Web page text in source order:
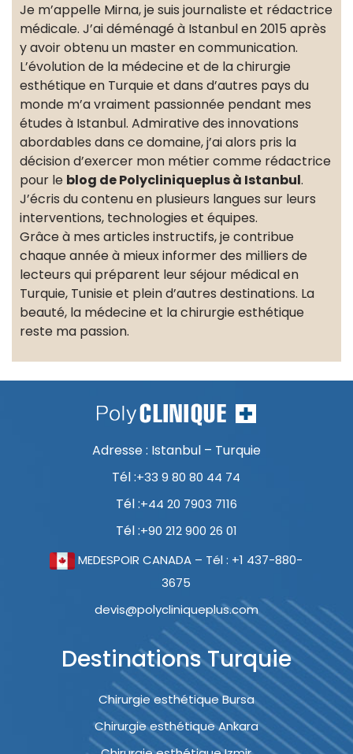
Je m’appelle Mirna, je suis journaliste et rédactrice
médicale. J’ai déménagé à Istanbul en 2015 après
y avoir obtenu un master en communication.
L’évolution de la médecine et de la chirurgie
esthétique en Turquie et dans d’autres pays du
monde m’a vraiment passionnée pendant mes
études à Istanbul. Admirative des innovations
abordables dans ce domaine, j’ai alors pris la
décision d’exercer mon métier comme rédactrice
pour le blog de Polycliniqueplus à Istanbul.
J’écris du contenu en plusieurs langues sur leurs
interventions, technologies et équipes.
Grâce à mes articles instructifs, je contribue
chaque année à mieux informer des milliers de
lecteurs qui préparent leur séjour médical en
Turquie, Tunisie et plein d’autres destinations. La
beauté, la médecine et la chirurgie esthétique
reste ma passion.
Adresse : Istanbul – Turquie
Tél :+33 9 80 80 44 74
Tél :+44 20 7903 7116
Tél :+90 212 900 26 01
MEDESPOIR CANADA – Tél : +1 437-880-
3675
devis@polycliniqueplus.com
Destinations Turquie
Chirurgie esthétique Bursa
Chirurgie esthétique Ankara